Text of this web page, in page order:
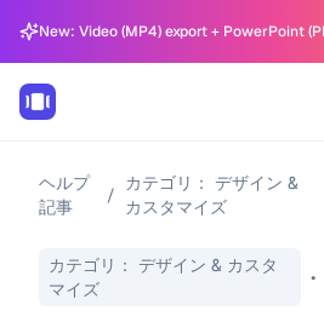
ヘルプ
記事
/
カテゴリ： デザイン &
カスタマイズ
カテゴリ： デザイン & カスタ
マイズ
•